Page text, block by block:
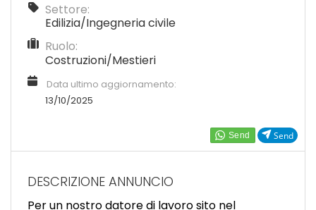
di
Carica
Send
Settore:
Edilizia/Ingegneria civile
Ruolo:
Costruzioni/Mestieri
Data ultimo aggiornamento:
13/10/2025
DESCRIZIONE ANNUNCIO
Per un nostro datore di lavoro sito nel